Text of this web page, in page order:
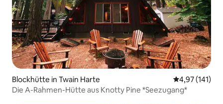
Blockhütte in Twain Harte
4,97 (141)
Die A-Rahmen-Hütte aus Knotty Pine *Seezugang*